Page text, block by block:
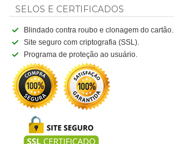
SELOS E CERTIFICADOS
Blindado contra roubo e clonagem do cartão.
Site seguro com criptografia (SSL).
Programa de proteção ao usuário.